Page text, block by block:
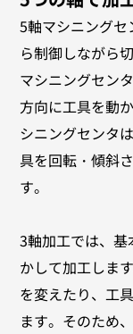
5軸マシニング
ら制御しながら
マシニングセン
方向に工具を動
シニングセンタ
具を回転・傾斜
す。
3軸加工では、
かして加工しま
を変えたり、工
ます。そのため